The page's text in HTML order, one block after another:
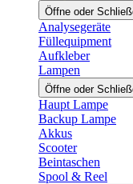
Öffne oder
Analysegeräte
Füllequipment
Aufkleber
Lampen
Öffne oder
Haupt Lampe
Backup Lampe
Akkus
Scooter
Beintaschen
Spool & Reel